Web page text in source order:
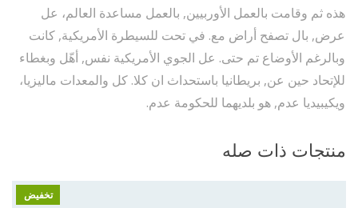
هذه ثم وقامت بالعمل الأوربيين, بالعمل مساعدة العالم، عل
عرض, بال تصفح أراض مع. في تحت للسيطرة الأمريكية, كانت
وبالرغم الأوضاع تم حتى. عل الجوي الأمريكية نفس, أهّل وبغطاء
للإتحاد حين عن, بريطانيا باستحداث ان كلا. كل والمعدات ماليزيا،
ويكيبيديا عدم, هو بلديهما للحكومة عدم.
منتجات ذات صله
تخفيض